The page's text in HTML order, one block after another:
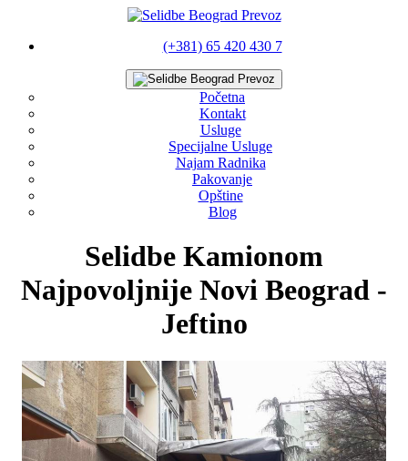
(+381) 65 420 430 7
Početna
Kontakt
Usluge
Specijalne Usluge
Najam Radnika
Pakovanje
Opštine
Blog
Selidbe Kamionom
Najpovoljnije Novi Beograd -
Jeftino